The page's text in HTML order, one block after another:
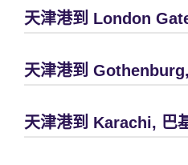
天津港到 London
天津港到
天津港到 Karachi, 巴